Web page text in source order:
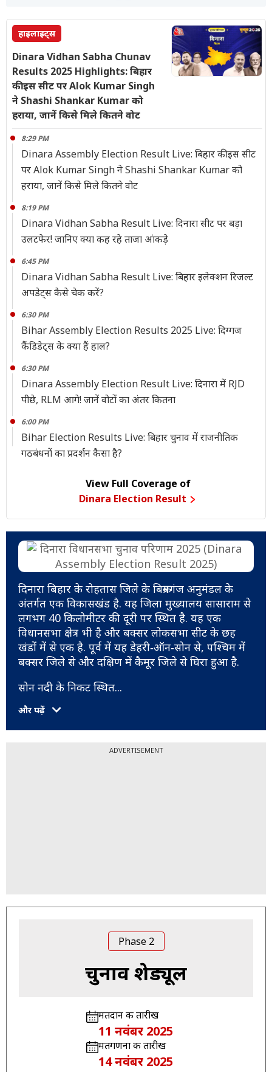
हाइलाइट्स
Dinara Vidhan Sabha Chunav
Results 2025 Highlights: बिहार
की इस सीट पर Alok Kumar Singh
ने Shashi Shankar Kumar को
हराया, जानें किसे मिले कितने वोट
8:29 PM
Dinara Assembly Election Result Live: बिहार की इस सीट
पर Alok Kumar Singh ने Shashi Shankar Kumar को
हराया, जानें किसे मिले कितने वोट
8:19 PM
Dinara Vidhan Sabha Result Live: दिनारा सीट पर बड़ा
उलटफेर! जानिए क्या कह रहे ताजा आंकड़े
6:45 PM
Dinara Vidhan Sabha Result Live: बिहार इलेक्शन रिजल्ट
अपडेट्स कैसे चेक करें?
6:30 PM
Bihar Assembly Election Results 2025 Live: दिग्गज
कैंडिडेट्स के क्या हैं हाल?
6:30 PM
Dinara Assembly Election Result Live: दिनारा में RJD
पीछे, RLM आगे! जानें वोटों का अंतर कितना
6:00 PM
Bihar Election Results Live: बिहार चुनाव में राजनीतिक
गठबंधनों का प्रदर्शन कैसा है?
View Full Coverage of
Dinara Election Result
दिनारा बिहार के रोहतास जिले के बिक्रमगंज अनुमंडल के
अंतर्गत एक विकासखंड है. यह जिला मुख्यालय सासाराम से
लगभग 40 किलोमीटर की दूरी पर स्थित है. यह एक
विधानसभा क्षेत्र भी है और बक्सर लोकसभा सीट के छह
खंडों में से एक है. पूर्व में यह डेहरी‑ऑन‑सोन से, पश्चिम में
बक्सर जिले से और दक्षिण में कैमूर जिले से घिरा हुआ है.
सोन नदी के निकट स्थित...
और पढ़ें
ADVERTISEMENT
Phase 2
चुनाव शेड्यूल
मतदान की तारीख
11 नवंबर 2025
मतगणना की तारीख
14 नवंबर 2025